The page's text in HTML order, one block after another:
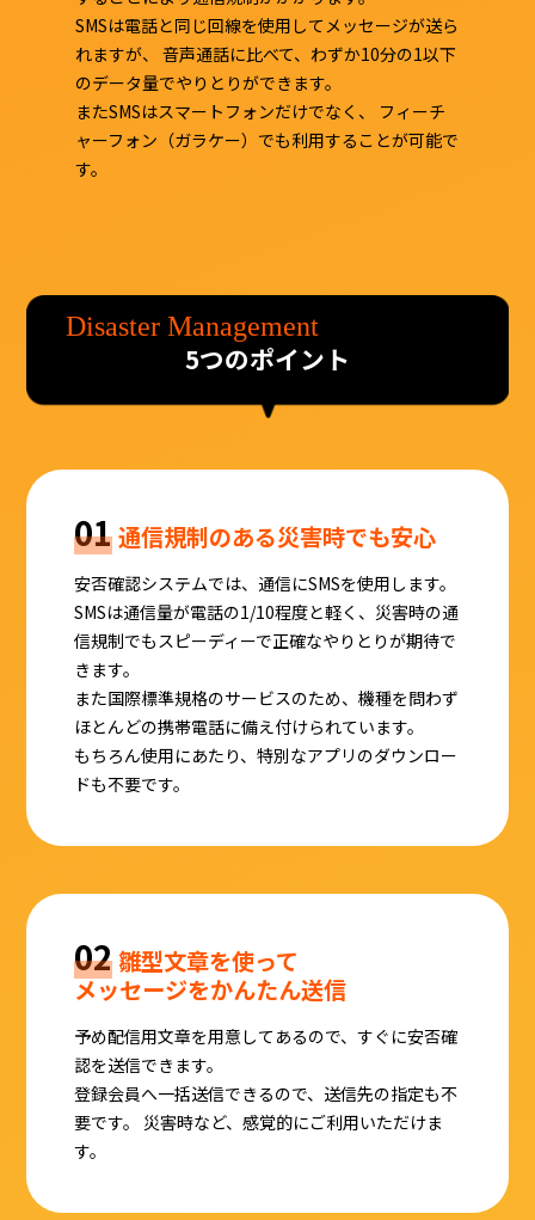
SMSは電話と同じ回線を使用してメッセージが送ら
れますが、
音声通話に比べて、わずか10分の1以下
のデータ量でやりとりができます。
またSMSはスマートフォンだけでなく、
フィーチ
ャーフォン（ガラケー）でも利用することが可能で
す。
5つのポイント
01通信規制のある災害時でも安心
安否確認システムでは、通信にSMSを使用します。
SMSは通信量が電話の1/10程度と軽く、災害時の通
信規制でもスピーディーで正確なやりとりが期待で
きます。
また国際標準規格のサービスのため、機種を問わず
ほとんどの携帯電話に備え付けられています。
もちろん使用にあたり、特別なアプリのダウンロー
ドも不要です。
02雛型文章を使って
メッセージをかんたん送信
予め配信用文章を用意してあるので、すぐに安否確
認を送信できます。
登録会員へ一括送信できるので、送信先の指定も不
要です。
災害時など、感覚的にご利用いただけま
す。